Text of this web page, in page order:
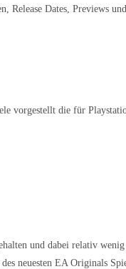
Release Dates, Previews
vorgestellt die für
und dabei relativ
neuesten EA Originals